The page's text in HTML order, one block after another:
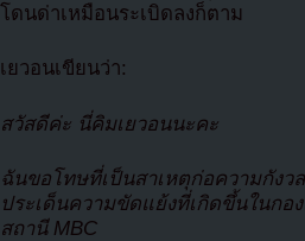
โดนด่าเหมือนระเบิดลงก็ตาม
เยวอนเขียนว่า:
สวัสดีค่ะ นี่คิมเยวอนนะคะ
ฉันขอโทษที่เป็นสาเหตุก่อความกัง
ประเด็นความขัดแย้งที่เกิดขึ้นในกอ
สถานี MBC